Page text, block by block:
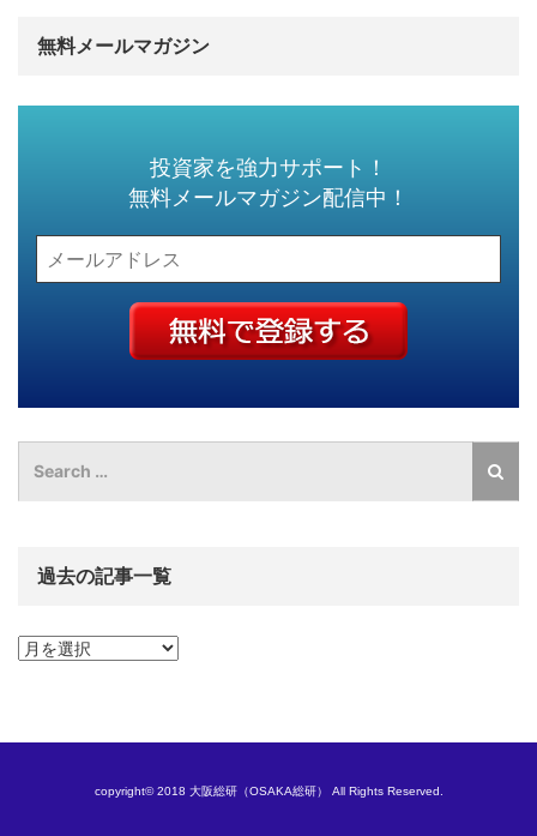
無料メールマガジン
投資家を強力サポート！
無料メールマガジン配信中！
過去の記事一覧
過
事
copyright© 2018 大阪総研（OSAKA総研） All Rights Reserved.